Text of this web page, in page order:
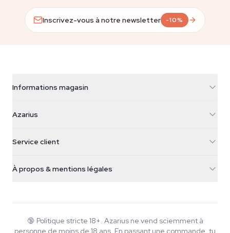
Inscrivez-vous à notre newsletter -10%
Informations magasin
Galvaniweg 11
Nederland
+31(0)204897914
Azarius
Smokeshop
Service client
Politique de retour
À propos & mentions légales
Wiki
🔞 Politique stricte 18+. Azarius ne vend sciemment à
personne de moins de 18 ans. En passant une commande, tu